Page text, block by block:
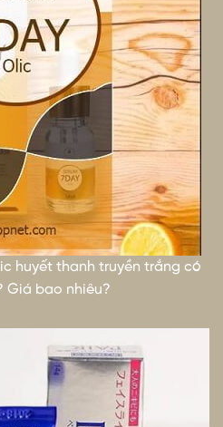
huyết thanh truyền trắng có
Giá bao nhiêu?